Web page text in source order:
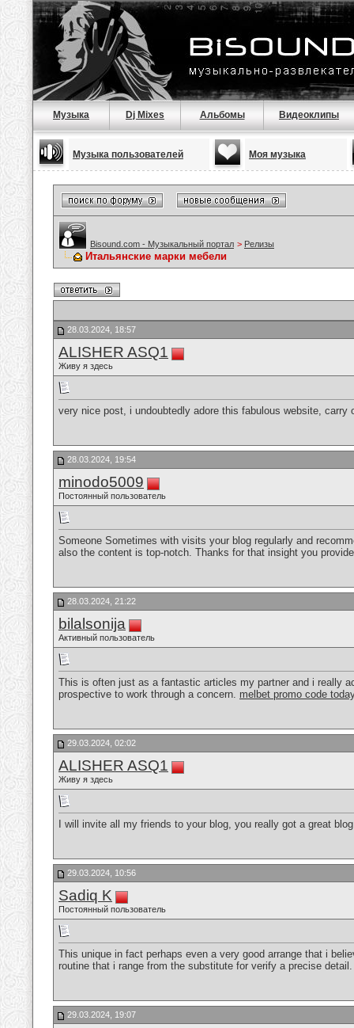
Музыка Dj Mixes Альбомы Видеоклипы
Музыка пользователей Моя музыка
Bisound.com - Музыкальный портал > Релизы
Итальянские марки мебели
28.03.2024, 18:57
ALISHER ASQ1
Живу я здесь
very nice post, i undoubtedly adore this fabulous website, carry
28.03.2024, 19:54
minodo5009
Постоянный пользователь
Someone Sometimes with visits your blog regularly and
also the content is top-notch. Thanks for that insight you
28.03.2024, 21:22
bilalsonija
Активный пользователь
This is often just as a fantastic articles my partner and i really
prospective to work through a concern. melbet promo code
29.03.2024, 02:02
ALISHER ASQ1
Живу я здесь
I will invite all my friends to your blog, you really got a great
29.03.2024, 10:56
Sadiq K
Постоянный пользователь
This unique in fact perhaps even a very good arrange that i
routine that i range from the substitute for verify a precise
29.03.2024, 19:07